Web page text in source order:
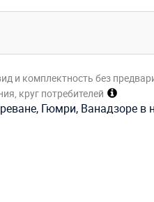
и комплектность без
круг потребителей
Гюмри, Ванадзоре в